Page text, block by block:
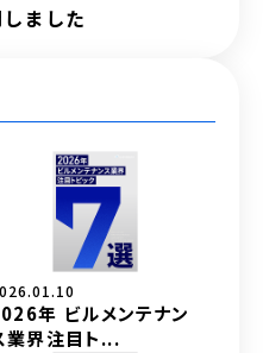
ました
年 ビルメンテナン
業界注目ト...